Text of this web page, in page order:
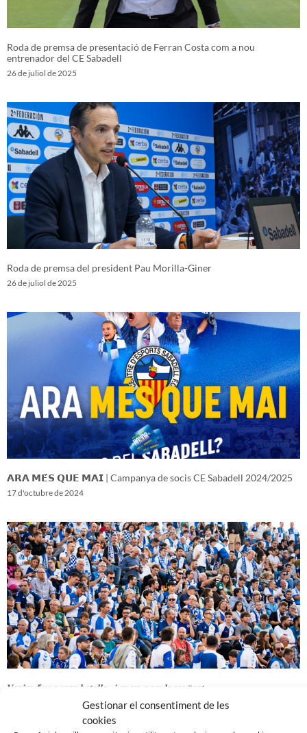
Gestionar el consentiment de les
cookies
Roda de premsa de presentació de Ferran Costa com a nou
entrenador del CE Sabadell
26 de juliol de 2025
Roda de premsa del president Pau Morilla-Giner
26 de juliol de 2025
𝗔𝗥𝗔 𝗠𝗘́𝗦 𝗤𝗨𝗘 𝗠𝗔𝗜 | Campanya de socis CE Sabadell 2024/2025
17 d'octubre de 2024
𝑽𝒆𝒏𝒊𝒎 𝒅’𝒖𝒏𝒂 𝒈𝒓𝒂𝒏 𝒃𝒂𝒕𝒂𝒍𝒍𝒂…𝒊 𝒂𝒏𝒆𝒎 𝒂 𝒑𝒆𝒓 𝒍𝒂 𝒔𝒆𝒈𝒖̈𝒆𝒏𝒕
16 d'octubre de 2024